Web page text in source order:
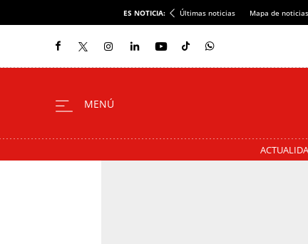
ES NOTICIA: Últimas noticias Mapa de noticias